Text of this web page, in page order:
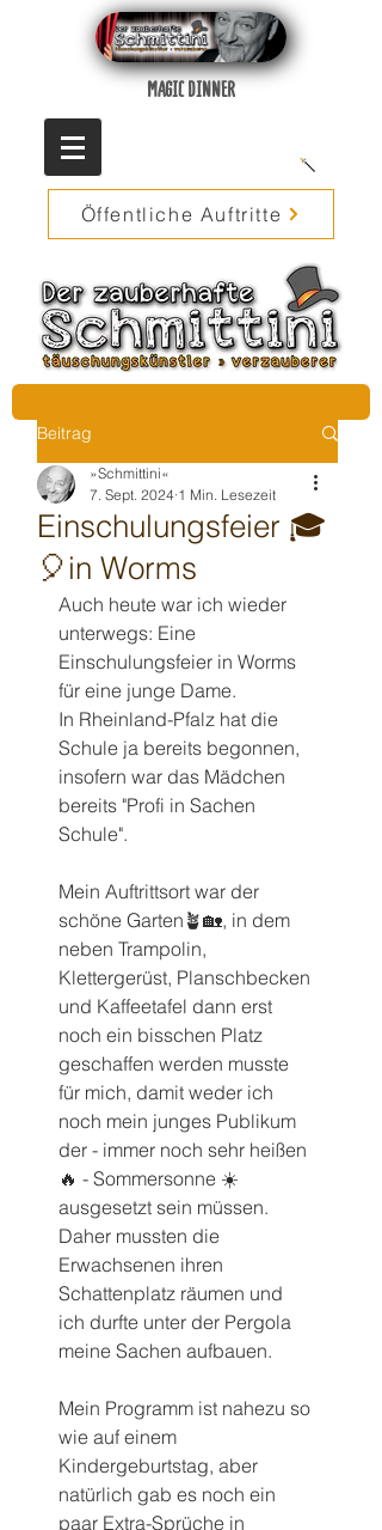
MAGIC DINNER
Öffentliche Auftritte
Beitrag
Einschulungsfeier 🎓
🎈in Worms
»Schmittini«
7. Sept. 2024 1 Min. Lesezeit
Auch heute war ich wieder
unterwegs: Eine
Einschulungsfeier in Worms
für eine junge Dame.
In Rheinland-Pfalz hat die
Schule ja bereits begonnen,
insofern war das Mädchen
bereits "Profi in Sachen
Schule".
Mein Auftrittsort war der
schöne Garten🪴🏡, in dem
neben Trampolin,
Klettergerüst, Planschbecken
und Kaffeetafel dann erst
noch ein bisschen Platz
geschaffen werden musste
für mich, damit weder ich
noch mein junges Publikum
der - immer noch sehr heißen
🔥 - Sommersonne ☀️
ausgesetzt sein müssen.
Daher mussten die
Erwachsenen ihren
Schattenplatz räumen und
ich durfte unter der Pergola
meine Sachen aufbauen.
Mein Programm ist nahezu so
wie auf einem
Kindergeburtstag, aber
natürlich gab es noch ein
paar Extra-Sprüche in